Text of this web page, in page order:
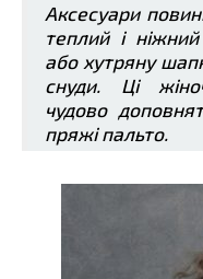
Аксесуари
теплий і
або хутряну
снуди. Ці
чудово
пряжі пальто.